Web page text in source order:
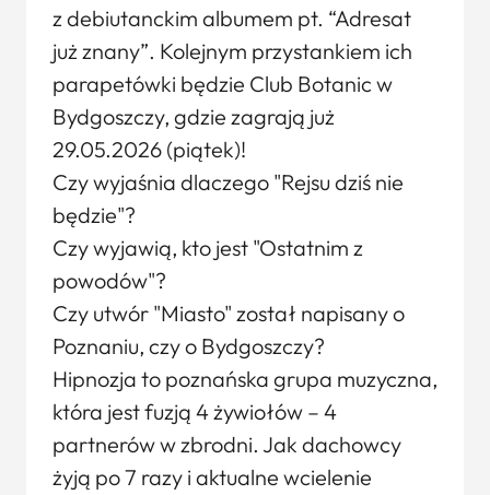
z debiutanckim albumem pt. “Adresat
już znany”. Kolejnym przystankiem ich
parapetówki będzie Club Botanic w
Bydgoszczy, gdzie zagrają już
29.05.2026 (piątek)!
Czy wyjaśnia dlaczego "Rejsu dziś nie
będzie"?
Czy wyjawią, kto jest "Ostatnim z
powodów"?
Czy utwór "Miasto" został napisany o
Poznaniu, czy o Bydgoszczy?
Hipnozja to poznańska grupa muzyczna,
która jest fuzją 4 żywiołów – 4
partnerów w zbrodni. Jak dachowcy
żyją po 7 razy i aktualne wcielenie